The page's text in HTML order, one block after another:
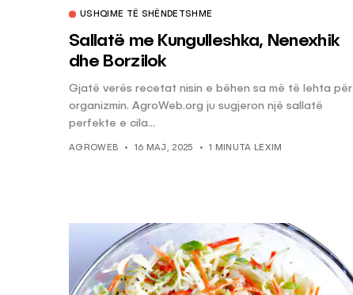
USHQIME TË SHËNDETSHME
Sallatë me Kungulleshka, Nenexhik
dhe Borzilok
Gjatë verës recetat nisin e bëhen sa më të lehta për
organizmin. AgroWeb.org ju sugjeron një sallatë
perfekte e cila...
AGROWEB 16 MAJ, 2025 1 MINUTA LEXIM